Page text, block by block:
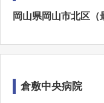
岡山県岡山市北区
倉敷中央病院